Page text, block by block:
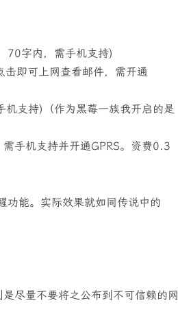
70字内，需手机支持)
即可上网查看邮件，需开通
支持)（作为黑莓一族我开启的是
手机支持并开通GPRS。资费0.3
功能。实际效果就如同传说中的
尽量不要将之公布到不可信赖的网